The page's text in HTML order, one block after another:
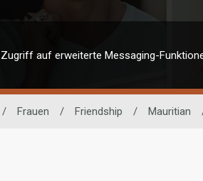
Zugriff auf erweiterte Messaging-
/ Frauen / Friendship / Mauritian